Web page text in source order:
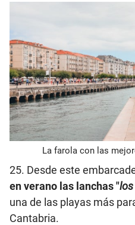
La farola con las
25. Desde este
en verano las lanchas "los
una de las playas más
Cantabria.